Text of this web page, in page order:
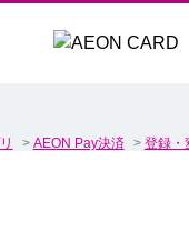
> AEON Pay決済 > 登録・